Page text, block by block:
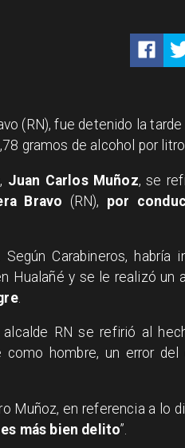
(RN), fue detenido la
gramos de alcohol por
Juan Carlos Muñoz, se
Bravo (RN), por
Carabineros, habría
Hualañé y se le realizó un
.
RN se refirió al
hombre, un error del
Muñoz, en referencia a lo
más bien delito”.